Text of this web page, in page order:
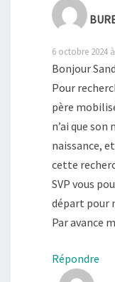
6 octobre 2024
Bonjour
Pour
père
n’ai que
naissance,
cette
SVP vous
départ pour
Par avance
Répondre